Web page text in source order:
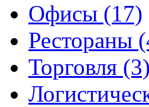
Офисы (17)
Рестораны
Торговля (3)